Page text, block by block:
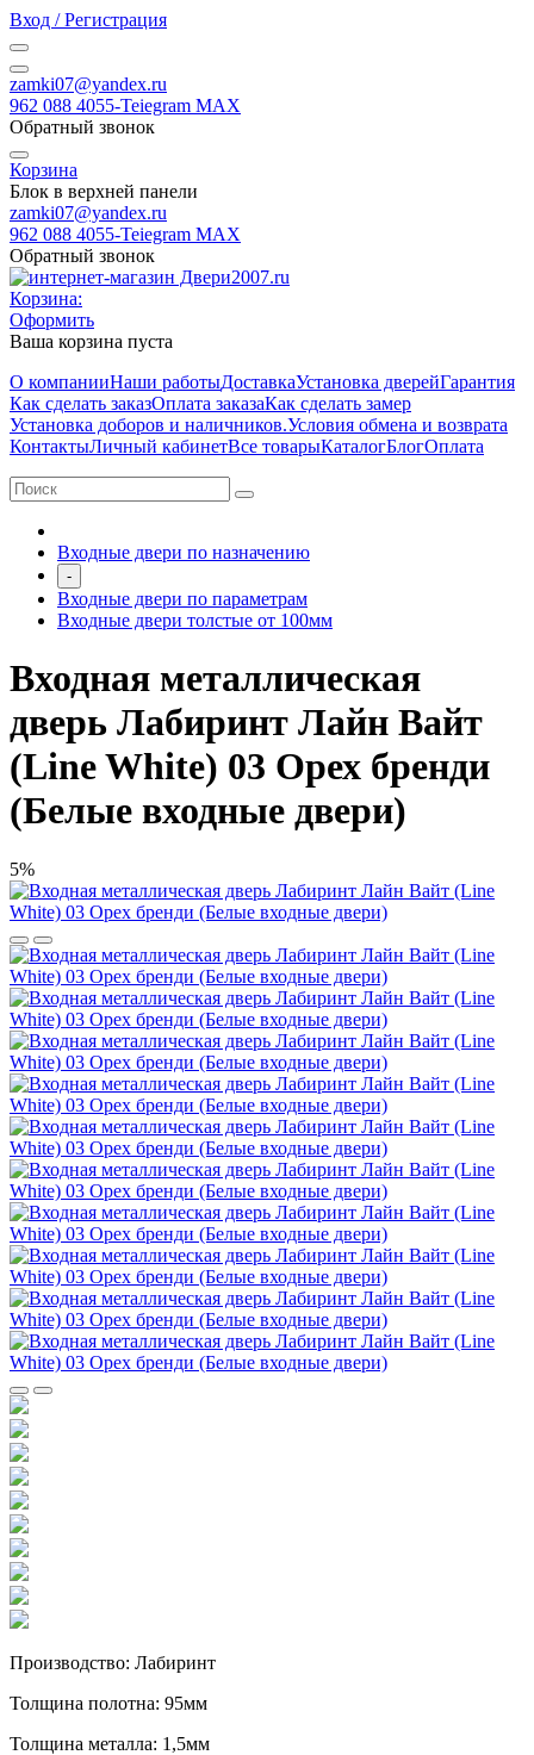
Вход / Регистрация
zamki07@yandex.ru
962 088 4055-Teiegram МАХ
Обратный звонок
Корзина
Блок в верхней панели
zamki07@yandex.ru
962 088 4055-Teiegram МАХ
Обратный звонок
Корзина:
Оформить
Ваша корзина пуста
О компанииНаши работыДоставкаУстановка дверейГарантия
Как сделать заказОплата заказаКак сделать замер
Установка доборов и наличников.Условия обмена и возврата
КонтактыЛичный кабинетВсе товарыКаталогБлогОплата
Входные двери по назначению
-
Входные двери по параметрам
Входные двери толстые от 100мм
Входная металлическая
дверь Лабиринт Лайн Вайт
(Line White) 03 Орех бренди
(Белые входные двери)
5%
Производство: Лабиринт
Толщина полотна: 95мм
Толщина металла: 1,5мм